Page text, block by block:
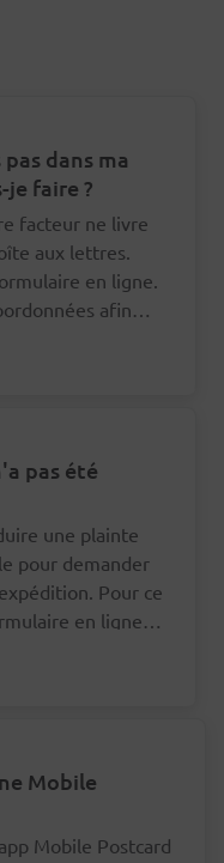
dans ma
faire ?
facteur ne livre
aux lettres.
en ligne.
afin
pas été
une plainte
pour demander
Pour ce
en ligne
Mobile
Mobile Postcard